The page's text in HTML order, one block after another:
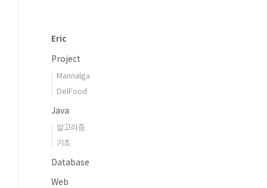
Eric
Project
Mannalga
DelFood
Java
알고리즘
기초
Database
Web